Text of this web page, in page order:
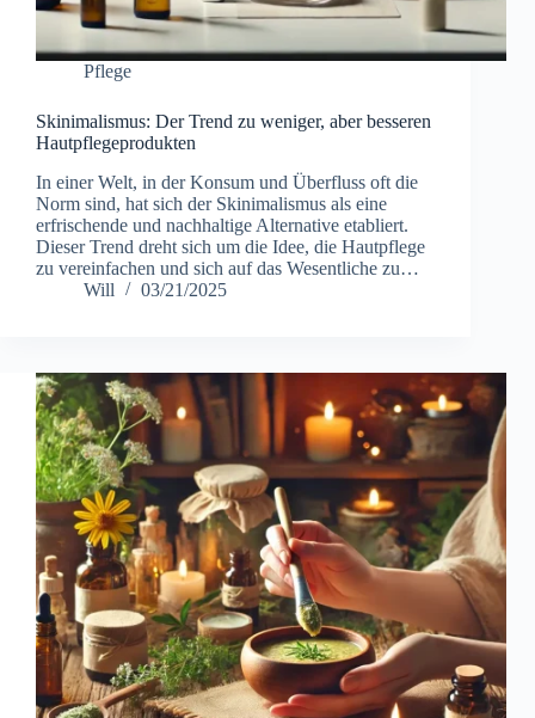
Pflege
Skinimalismus: Der Trend zu weniger, aber besseren
Hautpflegeprodukten
In einer Welt, in der Konsum und Überfluss oft die
Norm sind, hat sich der Skinimalismus als eine
erfrischende und nachhaltige Alternative etabliert.
Dieser Trend dreht sich um die Idee, die Hautpflege
zu vereinfachen und sich auf das Wesentliche zu…
Will
03/21/2025